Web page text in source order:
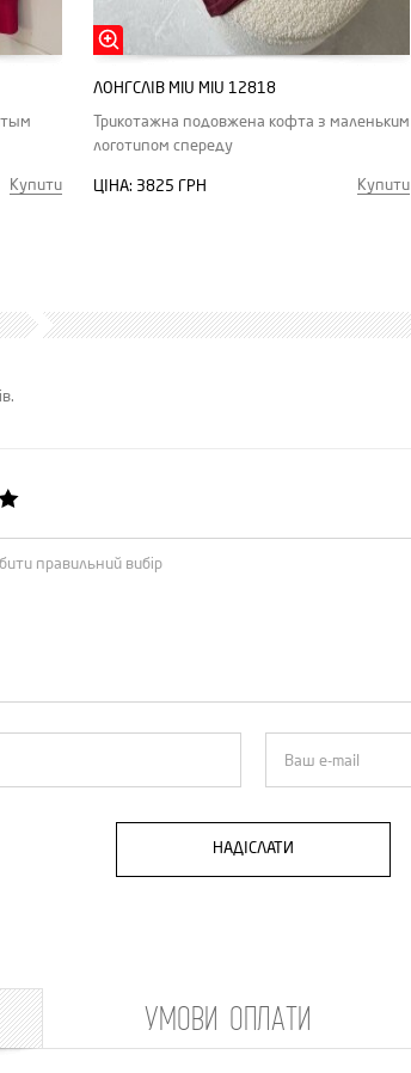
Купити
ЛОНГСЛІВ MIU MIU 12818
Трикотажна подовжена кофта з маленьким
логотипом спереду
ЦІНА: 3825 ГРН Купити
НАДІСЛАТИ
УМОВИ ОПЛАТИ